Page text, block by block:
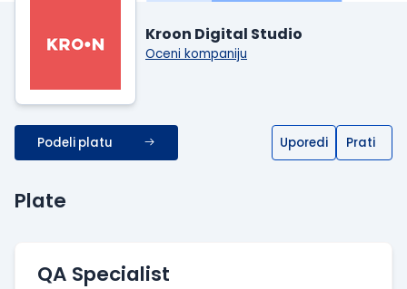
Kroon Digital Studio
Oceni kompaniju
Podeli platu Uporedi Prati
Plate
QA Specialist